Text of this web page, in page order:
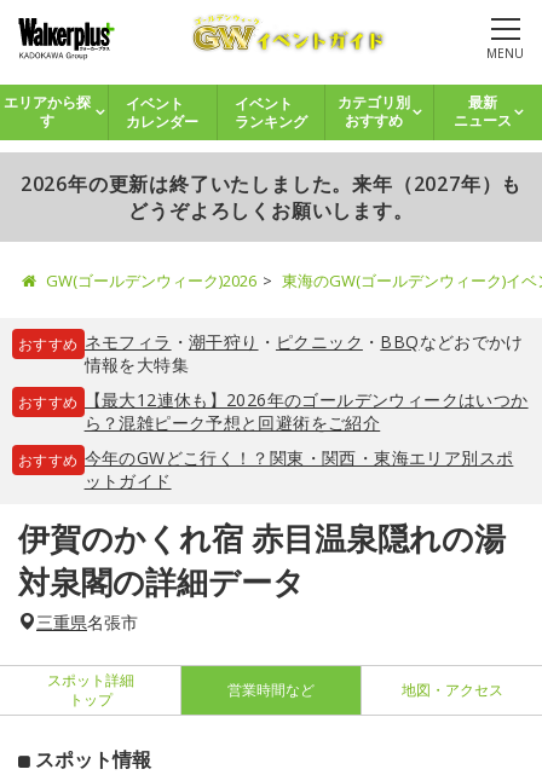
MENU
エリアから探
す
イベント
カレンダー
イベント
ランキング
カテゴリ別
おすすめ
最新
ニュース
2026年の更新は終了いたしました。来年（2027年）も
どうぞよろしくお願いします。
GW(ゴールデンウィーク)2026 東海のGW(ゴールデンウィーク)イ
おすすめ ネモフィラ ・ 潮干狩り ・ ピクニック ・ BBQなどおでかけ
情報を大特集
おすすめ
【最大12連休も】2026年のゴールデンウィークはいつか
ら？混雑ピーク予想と回避術をご紹介
おすすめ 今年のGWどこ行く！？関東・関西・東海エリア別スポ
ットガイド
伊賀のかくれ宿 赤目温泉隠れの湯
対泉閣の詳細データ
三重県名張市
スポット詳細
トップ
営業時間など 地図・アクセス
スポット情報